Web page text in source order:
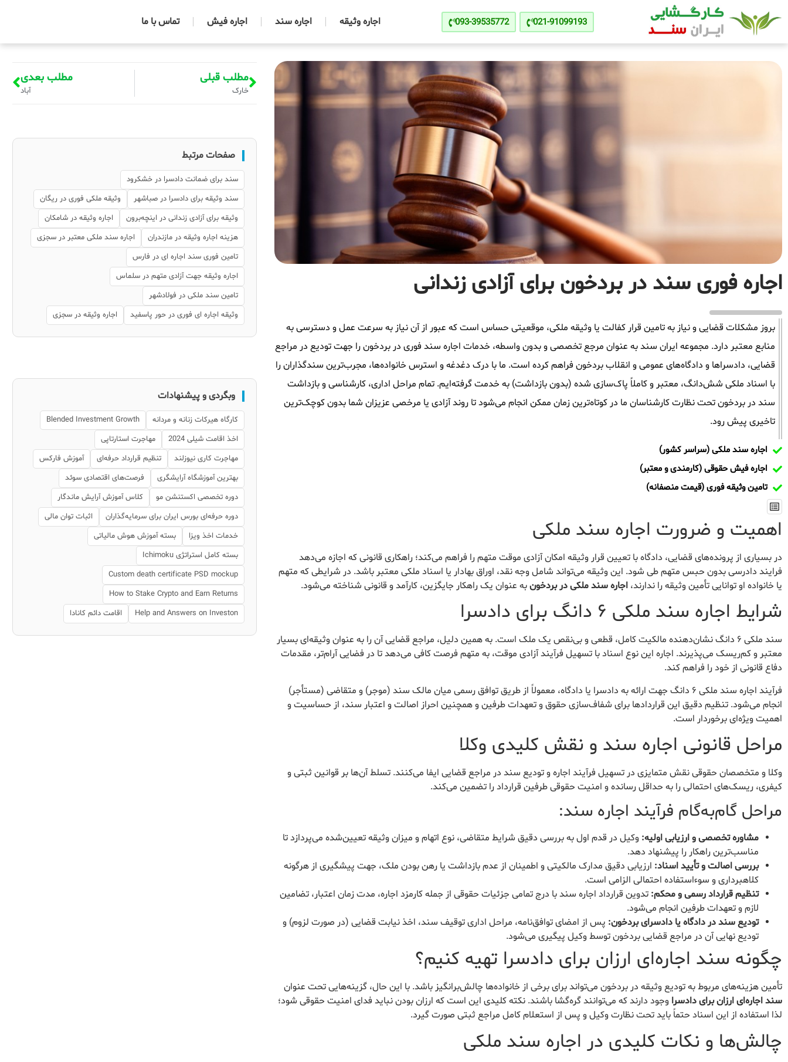
021-91099193
093-39535772 اجاره وثیقه اجاره سند اجاره فیش تماس با ما
اجاره فوری سند در بردخون برای آزادی زندانی
بروز مشکلات قضایی و نیاز به تامین قرار کفالت یا وثیقه ملکی، موقعیتی حساس است که عبور از آن نیاز به سرعت عمل و دسترسی به
منابع معتبر دارد. مجموعه ایران سند به عنوان مرجع تخصصی و بدون واسطه، خدمات اجاره سند فوری در بردخون را جهت تودیع در مراجع
قضایی، دادسراها و دادگاه‌های عمومی و انقلاب بردخون فراهم کرده است. ما با درک دغدغه و استرس خانواده‌ها، مجرب‌ترین سندگذاران را
با اسناد ملکی شش‌دانگ، معتبر و کاملاً پاک‌سازی شده (بدون بازداشت) به خدمت گرفته‌ایم. تمام مراحل اداری، کارشناسی و بازداشت
سند در بردخون تحت نظارت کارشناسان ما در کوتاه‌ترین زمان ممکن انجام می‌شود تا روند آزادی یا مرخصی عزیزان شما بدون کوچک‌ترین
تاخیری پیش رود.
اجاره سند ملکی (سراسر کشور)
اجاره فیش حقوقی (کارمندی و معتبر)
تامین وثیقه فوری (قیمت منصفانه)
اهمیت و ضرورت اجاره سند ملکی
در بسیاری از پرونده‌های قضایی، دادگاه با تعیین قرار وثیقه امکان آزادی موقت متهم را فراهم می‌کند؛ راهکاری قانونی که اجازه می‌دهد
فرایند دادرسی بدون حبس متهم طی شود. این وثیقه می‌تواند شامل وجه نقد، اوراق بهادار یا اسناد ملکی معتبر باشد. در شرایطی که متهم
یا خانواده او توانایی تأمین وثیقه را ندارند، اجاره سند ملکی در بردخونبه عنوان یک راهکار جایگزین، کارآمد و قانونی شناخته می‌شود.
شرایط اجاره سند ملکی ۶ دانگ برای دادسرا
سند ملکی ۶ دانگ نشان‌دهنده مالکیت کامل، قطعی و بی‌نقص یک ملک است. به همین دلیل، مراجع قضایی آن را به عنوان وثیقه‌ای بسیار
معتبر و کم‌ریسک می‌پذیرند. اجاره این نوع اسناد با تسهیل فرآیند آزادی موقت، به متهم فرصت کافی می‌دهد تا در فضایی آرام‌تر، مقدمات
دفاع قانونی از خود را فراهم کند.
فرآیند اجاره سند ملکی ۶ دانگ جهت ارائه به دادسرا یا دادگاه، معمولاً از طریق توافق رسمی میان مالک سند (موجر) و متقاضی (مستأجر)
انجام می‌شود. تنظیم دقیق این قراردادها برای شفاف‌سازی حقوق و تعهدات طرفین و همچنین احراز اصالت و اعتبار سند، از حساسیت و
اهمیت ویژه‌ای برخوردار است.
مراحل قانونی اجاره سند و نقش کلیدی وکلا
وکلا و متخصصان حقوقی نقش متمایزی در تسهیل فرآیند اجاره و تودیع سند در مراجع قضایی ایفا می‌کنند. تسلط آن‌ها بر قوانین ثبتی و
کیفری، ریسک‌های احتمالی را به حداقل رسانده و امنیت حقوقی طرفین قرارداد را تضمین می‌کند.
مراحل گام‌به‌گام فرآیند اجاره سند:
مشاوره تخصصی و ارزیابی اولیه: وکیل در قدم اول به بررسی دقیق شرایط متقاضی، نوع اتهام و میزان وثیقه تعیین‌شده می‌پردازد تا
مناسب‌ترین راهکار را پیشنهاد دهد.
بررسی اصالت و تأیید اسناد: ارزیابی دقیق مدارک مالکیتی و اطمینان از عدم بازداشت یا رهن بودن ملک، جهت پیشگیری از هرگونه
کلاهبرداری و سوءاستفاده احتمالی الزامی است.
تنظیم قرارداد رسمی و محکم: تدوین قرارداد اجاره سند با درج تمامی جزئیات حقوقی از جمله کارمزد اجاره، مدت زمان اعتبار، تضامین
لازم و تعهدات طرفین انجام می‌شود.
تودیع سند در دادگاه یا دادسرای بردخون: پس از امضای توافق‌نامه، مراحل اداری توقیف سند، اخذ نیابت قضایی (در صورت لزوم) و
تودیع نهایی آن در مراجع قضایی بردخون توسط وکیل پیگیری می‌شود.
چگونه سند اجاره‌ای ارزان برای دادسرا تهیه کنیم؟
تأمین هزینه‌های مربوط به تودیع وثیقه در بردخون می‌تواند برای برخی از خانواده‌ها چالش‌برانگیز باشد. با این حال، گزینه‌هایی تحت عنوان
سند اجاره‌ای ارزان برای دادسرا وجود دارند که می‌توانند گره‌گشا باشند. نکته کلیدی این است که ارزان بودن نباید فدای امنیت حقوقی شود؛
لذا استفاده از این اسناد حتماً باید تحت نظارت وکیل و پس از استعلام کامل مراجع ثبتی صورت گیرد.
چالش‌ها و نکات کلیدی در اجاره سند ملکی
مطلب قبلی
خارک
مطلب بعدی
آباد
صفحات مرتبط
سند برای ضمانت دادسرا در خشکرود
سند وثیقه برای دادسرا در صباشهر
وثیقه ملکی فوری در ریگان
وثیقه برای آزادی زندانی در اینچه‌برون
اجاره وثیقه در شامکان
هزینه اجاره وثیقه در مازندران
اجاره سند ملکی معتبر در سجزی
تامین فوری سند اجاره ای در فارس
اجاره وثیقه جهت آزادی متهم در سلماس
تامین سند ملکی در فولادشهر
وثیقه اجاره ای فوری در حور پاسفید
اجاره وثیقه در سجزی
وبگردی و پیشنهادات
کارگاه هیرکات زنانه و مردانه
Blended Investment Growth
اخذ اقامت شیلی 2024
مهاجرت استارتاپی
مهاجرت کاری نیوزلند
تنظیم قرارداد حرفه‌ای
آموزش فارکس
بهترین آموزشگاه آرایشگری
فرصت‌های اقتصادی سوئد
دوره تخصصی اکستنشن مو
کلاس آموزش آرایش ماندگار
دوره حرفه‌ای بورس ایران برای سرمایه‌گذاران
اثبات توان مالی
خدمات اخذ ویزا
بسته آموزش هوش مالیاتی
بسته کامل استراتژی Ichimoku
Custom death certificate PSD mockup
How to Stake Crypto and Earn Returns
Help and Answers on Investon
اقامت دائم کانادا